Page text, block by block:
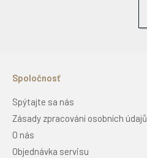
Spoločnosť
Spýtajte sa nás
Zásady zpracování osobních údajů
O nás
Objednávka servisu